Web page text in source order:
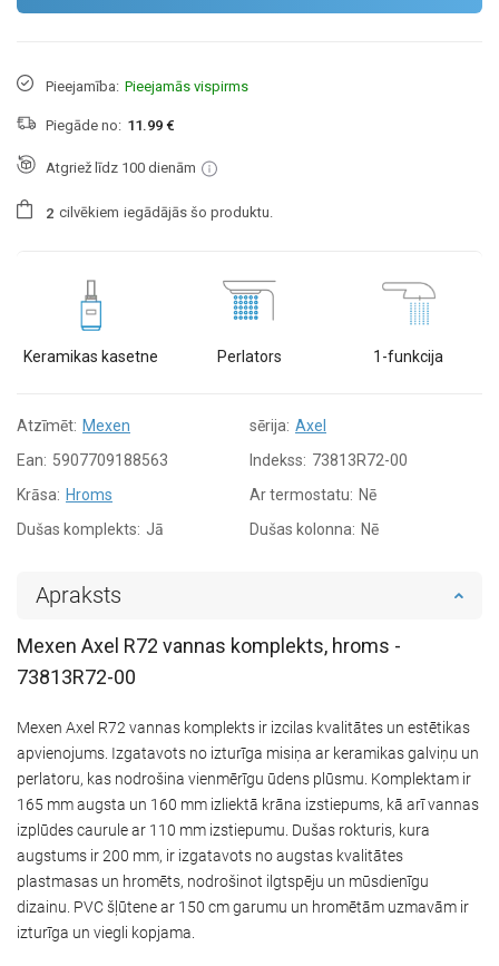
Pieejamība: Pieejamās vispirms
Piegāde no: 11.99 €
Atgriež līdz 100 dienām
2 cilvēkiem iegādājās šo produktu.
Keramikas kasetne Perlators 1-funkcija
Atzīmēt: Mexen sērija: Axel
Ean: 5907709188563 Indekss: 73813R72-00
Krāsa: Hroms Ar termostatu: Nē
Dušas komplekts: Jā Dušas kolonna: Nē
Apraksts
Mexen Axel R72 vannas komplekts, hroms -
73813R72-00
Mexen Axel R72 vannas komplekts ir izcilas kvalitātes un estētikas
apvienojums. Izgatavots no izturīga misiņa ar keramikas galviņu un
perlatoru, kas nodrošina vienmērīgu ūdens plūsmu. Komplektam ir
165 mm augsta un 160 mm izliektā krāna izstiepums, kā arī vannas
izplūdes caurule ar 110 mm izstiepumu. Dušas rokturis, kura
augstums ir 200 mm, ir izgatavots no augstas kvalitātes
plastmasas un hromēts, nodrošinot ilgtspēju un mūsdienīgu
dizainu. PVC šļūtene ar 150 cm garumu un hromētām uzmavām ir
izturīga un viegli kopjama.